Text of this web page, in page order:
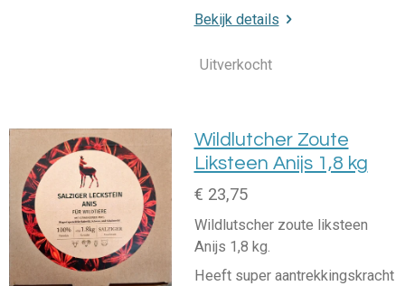
Bekijk details
Uitverkocht
Wildlutcher Zoute
Liksteen Anijs 1,8 kg
€ 23,75
Wildlutscher zoute liksteen
Anijs 1,8 kg.
Heeft super aantrekkingskracht